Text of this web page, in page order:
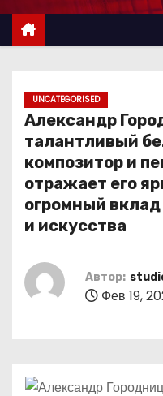
с
UNCATEGORISED
Александр
талантливый
композитор и
отражает его
огромный
и искусства
Автор:
Фев 19,